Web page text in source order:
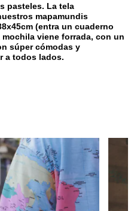
pasteles. La tela
mapamundis
(entra un cuaderno
viene forrada, con un
súper cómodas y
a todos lados.